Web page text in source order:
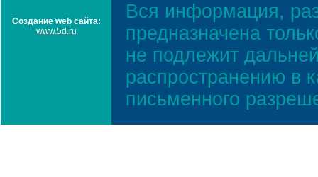
Создание web сайта:
www.5d.ru
Вся информация,
предназначена
не подлежит
распространению в
письменного